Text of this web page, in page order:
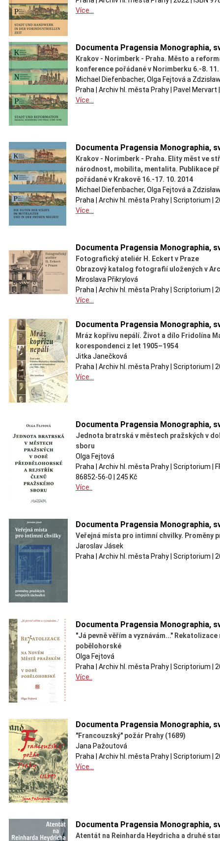
Více...
Documenta Pragensia Monographia,
Krakov - Norimberk - Praha. Město a
konference pořádané v Norimberku 6.-8. 11.
Michael Diefenbacher, Olga Fejtová a
Praha | Archiv hl. města Prahy | Pavel Mervart
Více...
Documenta Pragensia Monographia,
Krakov - Norimberk - Praha. Elity měst ve
národnost, mobilita, mentalita. Publikace
pořádané v Krakově 16.-17. 10. 2014
Michael Diefenbacher, Olga Fejtová a
Praha | Archiv hl. města Prahy | Scriptorium |
Více...
Documenta Pragensia Monographia,
Fotografický ateliér H. Eckert v Praze
Obrazový katalog fotografií uložených v
Miroslava Přikrylová
Praha | Archiv hl. města Prahy | Scriptorium |
Více...
Documenta Pragensia Monographia,
Mráz kopřivu nepálí. Život a dílo Fridolína
korespondenci z let 1905–1954
Jitka Janečková
Praha | Archiv hl. města Prahy | Scriptorium |
Více...
Documenta Pragensia Monographia,
Jednota bratrská v městech pražských v
sboru
Olga Fejtová
Praha | Archiv hl. města Prahy | Scriptorium |
86852-56-0 | 245 Kč
Více..
Documenta Pragensia Monographia,
Veřejná místa pro intimní chvilky. Proměny
Jaroslav Jásek
Praha | Archiv hl. města Prahy | Scriptorium |
Documenta Pragensia Monographia,
"Já pevně věřím a vyznávám..."
pobělohorské
Olga Fejtová
Praha | Archiv hl. města Prahy | Scriptorium |
Více..
Documenta Pragensia Monographia,
"Francouzský" požár Prahy (1689)
Jana Pažoutová
Praha | Archiv hl. města Prahy | Scriptorium |
Více...
Documenta Pragensia Monographia,
Atentát na Reinharda Heydricha a druhé